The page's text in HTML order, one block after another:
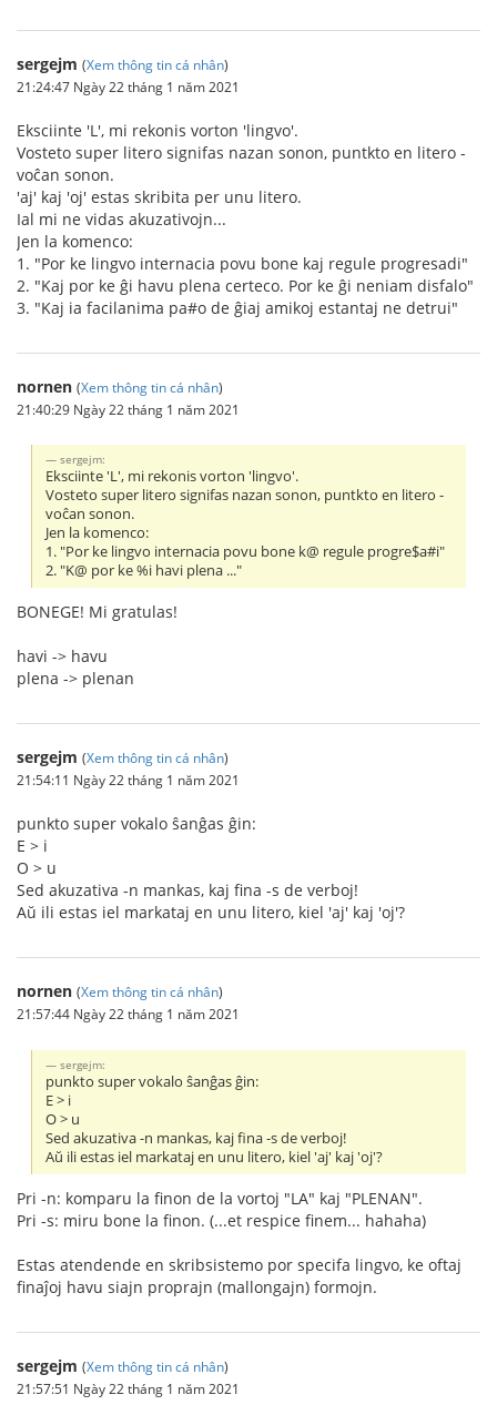
sergejm (Xem thông tin cá nhân)
21:24:47 Ngày 22 tháng 1 năm 2021
Eksciinte 'L', mi rekonis vorton 'lingvo'.
Vosteto super litero signifas nazan sonon, puntkto en litero -
voĉan sonon.
'aj' kaj 'oj' estas skribita per unu litero.
Ial mi ne vidas akuzativojn...
Jen la komenco:
1. "Por ke lingvo internacia povu bone kaj regule progresadi"
2. "Kaj por ke ĝi havu plena certeco. Por ke ĝi neniam disfalo"
3. "Kaj ia facilanima pa#o de ĝiaj amikoj estantaj ne detrui"
nornen (Xem thông tin cá nhân)
21:40:29 Ngày 22 tháng 1 năm 2021
sergejm:
Eksciinte 'L', mi rekonis vorton 'lingvo'.
Vosteto super litero signifas nazan sonon, puntkto en litero -
voĉan sonon.
Jen la komenco:
1. "Por ke lingvo internacia povu bone k@ regule progre$a#i"
2. "K@ por ke %i havi plena ..."
BONEGE! Mi gratulas!
havi -> havu
plena -> plenan
sergejm (Xem thông tin cá nhân)
21:54:11 Ngày 22 tháng 1 năm 2021
punkto super vokalo ŝanĝas ĝin:
E > i
O > u
Sed akuzativa -n mankas, kaj fina -s de verboj!
Aŭ ili estas iel markataj en unu litero, kiel 'aj' kaj 'oj'?
nornen (Xem thông tin cá nhân)
21:57:44 Ngày 22 tháng 1 năm 2021
sergejm:
punkto super vokalo ŝanĝas ĝin:
E > i
O > u
Sed akuzativa -n mankas, kaj fina -s de verboj!
Aŭ ili estas iel markataj en unu litero, kiel 'aj' kaj 'oj'?
Pri -n: komparu la finon de la vortoj "LA" kaj "PLENAN".
Pri -s: miru bone la finon. (...et respice finem... hahaha)
Estas atendende en skribsistemo por specifa lingvo, ke oftaj
finaĵoj havu siajn proprajn (mallongajn) formojn.
sergejm (Xem thông tin cá nhân)
21:57:51 Ngày 22 tháng 1 năm 2021